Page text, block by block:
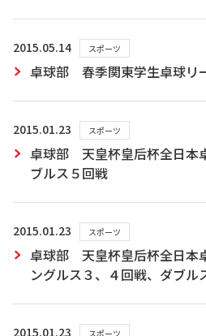
2015.05.14 スポーツ
卓球部 春季関東学生卓球リ
2015.01.23 スポーツ
卓球部 天皇杯皇后杯全日
ブルス５回戦
2015.01.23 スポーツ
卓球部 天皇杯皇后杯全日本
ングルス３、４回戦、ダブル
2015.01.23 スポーツ